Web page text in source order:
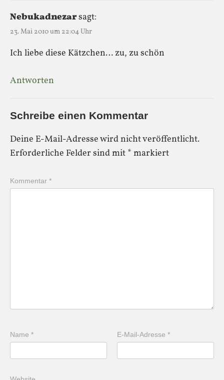
Nebukadnezarsagt:
23. Mai 2010 um 22:04 Uhr
Ich liebe diese Kätzchen… zu, zu schön
Antworten
Schreibe einen Kommentar
Deine E-Mail-Adresse wird nicht veröffentlicht.
Erforderliche Felder sind mit * markiert
Kommentar *
Name * E-Mail-Adresse*